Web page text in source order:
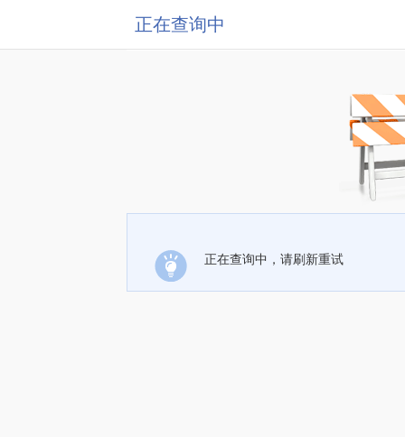
正在查询中
正在查询中，请刷新重试